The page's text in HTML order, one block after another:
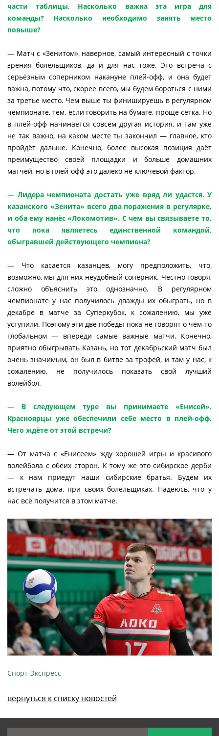
части таблицы. Насколько важна эта игра для
команды? Насколько необходимо занять место
повыше?
— Матч с «Зенитом», наверное, самый интересный с точки
зрения болельщиков, да и для нас тоже. Это встреча с
серьёзным соперником накануне плей-офф, и она будет
важна, потому что, скорее всего, мы будем бороться с ними
за третье место. Чем выше ты финишируешь в регулярном
чемпионате, тем, если говорить на бумаге, проще сетка. Но
в плей-офф начинается совсем другая история, и там уже
не так важно, на каком месте ты закончил — главное, кто
пройдёт дальше. Конечно, более высокая позиция даёт
преимущество своей площадки и больше домашних
матчей, но в плей-офф это далеко не ключевой фактор.
— Лидера чемпионата достать уже вряд ли удастся. У
казанского «Зенита» всего два поражения в регулярке,
и оба ему нанёс «Локомотив». С чем вы связываете то,
что пока являетесь единственной командой,
обыгравшей действующего чемпиона?
— Что касается казанцев, могу предположить, что,
возможно, мы для них неудобный соперник. Честно говоря,
сложно объяснить это однозначно. В регулярном
чемпионате у нас получилось дважды их обыграть, но в
декабре в матче за Суперкубок, к сожалению, мы уже
уступили. Поэтому эти две победы пока не говорят о чём-то
глобальном — впереди самые важные матчи. Конечно,
приятно обыгрывать Казань, но тот декабрьский матч был
очень значимым, он был в битве за трофей, и там у нас, к
сожалению, не получилось показать свой лучший
волейбол.
— В следующем туре вы принимаете «Енисей».
Красноярцы уже обеспечили себе место в плей-офф.
Чего ждёте от этой встречи?
— От матча с «Енисеем» жду хорошей игры и красивого
волейбола с обеих сторон. К тому же это сибирское дерби
— к нам приедут наши сибирские братья. Будем их
встречать дома, при своих болельщиках. Надеюсь, что у
нас всё получится в этом матче.
Спорт-Экспресс
вернуться к списку новостей